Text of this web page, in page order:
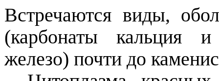
Встречаются виды,
(карбонаты кальция
железо) почти до